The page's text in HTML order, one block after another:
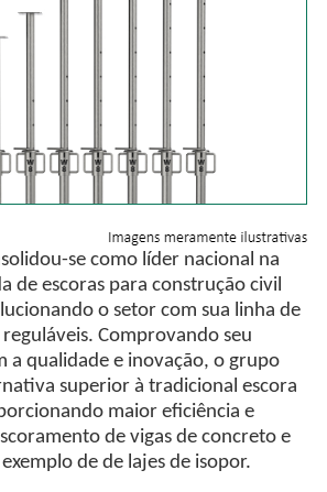
se como líder nacional na
de escoras para construção civil
o setor com sua linha de
Comprovando seu
a qualidade e inovação, o grupo
superior à tradicional escora
maior eficiência e
de vigas de concreto e
de de lajes de isopor.